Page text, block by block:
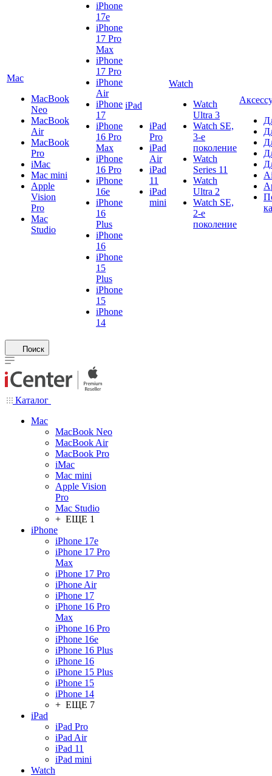
Mac
MacBook
Neo
MacBook
Air
MacBook
Pro
iMac
Mac mini
Apple
Vision
Pro
Mac
Studio
iPhone
17e
iPhone
17 Pro
Max
iPhone
17 Pro
iPhone
Air
iPhone
17
iPhone
16 Pro
Max
iPhone
16 Pro
iPhone
16e
iPhone
16
Plus
iPhone
16
iPhone
15
Plus
iPhone
15
iPhone
14
iPad
iPad
Pro
iPad
Air
iPad
11
iPad
mini
Watch
Watch
Ultra 3
Watch SE,
3-е
поколение
Watch
Series 11
Watch
Ultra 2
Watch SE,
2-е
поколение
Поиск
Каталог
Mac
MacBook Neo
MacBook Air
MacBook Pro
iMac
Mac mini
Apple Vision
Pro
Mac Studio
+ ЕЩЕ 1
iPhone
iPhone 17e
iPhone 17 Pro
Max
iPhone 17 Pro
iPhone Air
iPhone 17
iPhone 16 Pro
Max
iPhone 16 Pro
iPhone 16e
iPhone 16 Plus
iPhone 16
iPhone 15 Plus
iPhone 15
iPhone 14
+ ЕЩЕ 7
iPad
iPad Pro
iPad Air
iPad 11
iPad mini
Watch